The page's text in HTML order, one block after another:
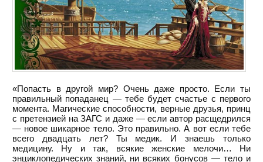
«Попасть в другой мир? Очень даже просто. Если ты
правильный попаданец — тебе будет счастье с первого
момента. Магические способности, верные друзья, принц
с претензией на ЗАГС и даже — если автор расщедрился
— новое шикарное тело. Это правильно. А вот если тебе
всего двадцать лет? Ты медик. И знаешь только
медицину. Ну и так, всякие женские мелочи… Ни
энциклопедических знаний, ни всяких бонусов — тело и